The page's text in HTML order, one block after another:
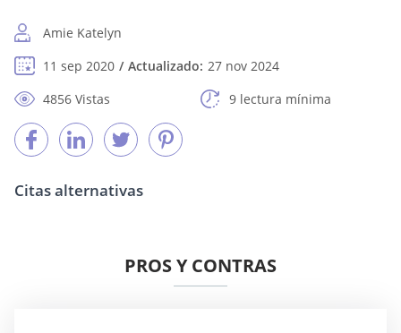
Amie Katelyn
11 sep 2020
Actualizado: 27 nov 2024
4856 Vistas
9 lectura mínima
Citas alternativas
PROS Y CONTRAS